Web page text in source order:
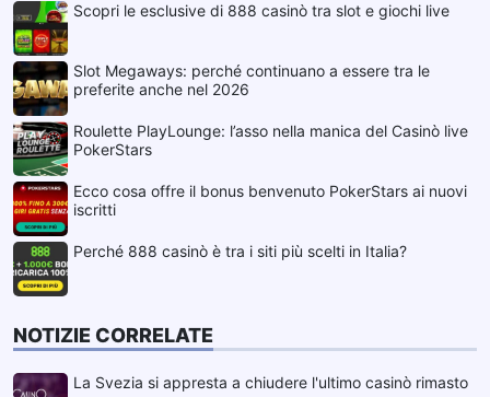
Scopri le esclusive di 888 casinò tra slot e giochi live
Slot Megaways: perché continuano a essere tra le
preferite anche nel 2026
Roulette PlayLounge: l’asso nella manica del Casinò live
PokerStars
Ecco cosa offre il bonus benvenuto PokerStars ai nuovi
iscritti
Perché 888 casinò è tra i siti più scelti in Italia?
NOTIZIE CORRELATE
La Svezia si appresta a chiudere l'ultimo casinò rimasto